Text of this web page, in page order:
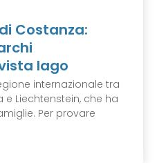
Costanza:
lago
internazionale tra
e Liechtenstein, che ha
Per provare